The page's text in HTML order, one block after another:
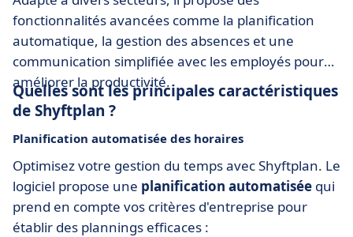
fonctionnalités avancées comme la planification
automatique, la gestion des absences et une
communication simplifiée avec les employés pour
améliorer la productivité.
Quelles sont les principales caractéristiques
de Shyftplan ?
Planification automatisée des horaires
Optimisez votre gestion du temps avec Shyftplan. Le
logiciel propose une planification automatisée qui
prend en compte vos critères d'entreprise pour
établir des plannings efficaces :